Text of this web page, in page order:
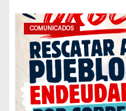
COMUNICADOS